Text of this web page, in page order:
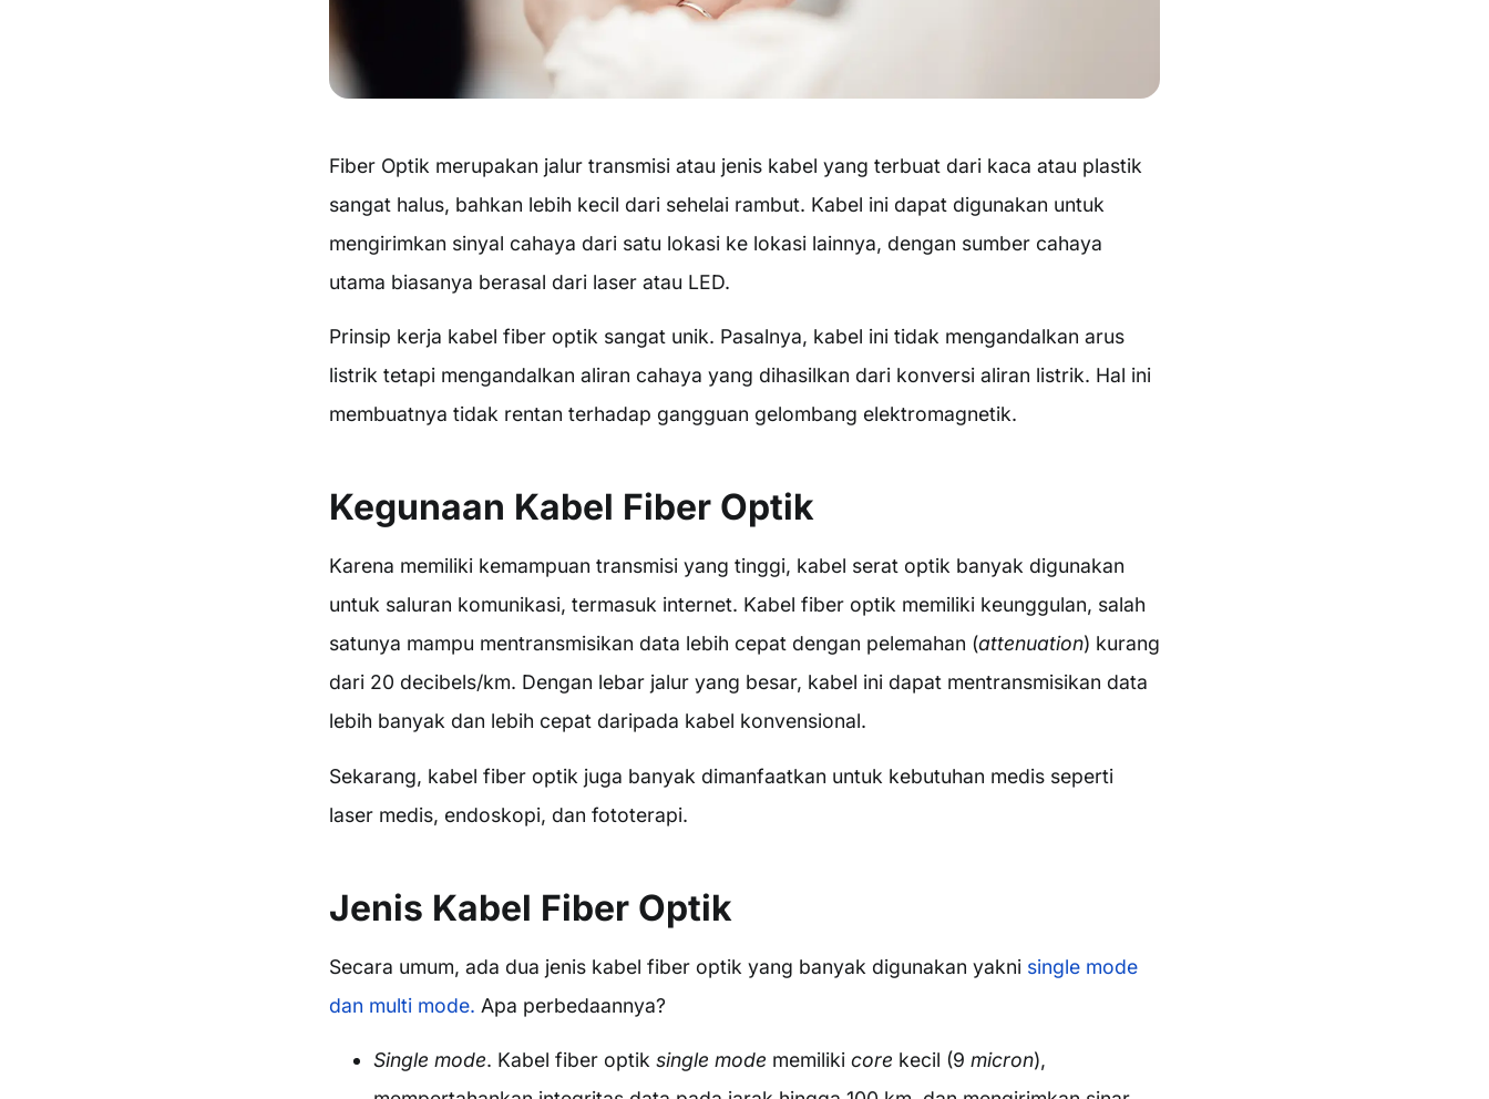
Fiber Optik merupakan jalur transmisi atau jenis kabel yang terbuat dari kaca atau plastik
sangat halus, bahkan lebih kecil dari sehelai rambut. Kabel ini dapat digunakan untuk
mengirimkan sinyal cahaya dari satu lokasi ke lokasi lainnya, dengan sumber cahaya
utama biasanya berasal dari laser atau LED.
Prinsip kerja kabel fiber optik sangat unik. Pasalnya, kabel ini tidak mengandalkan arus
listrik tetapi mengandalkan aliran cahaya yang dihasilkan dari konversi aliran listrik. Hal ini
membuatnya tidak rentan terhadap gangguan gelombang elektromagnetik.
Kegunaan Kabel Fiber Optik
Karena memiliki kemampuan transmisi yang tinggi, kabel serat optik banyak digunakan
untuk saluran komunikasi, termasuk internet. Kabel fiber optik memiliki keunggulan, salah
satunya mampu mentransmisikan data lebih cepat dengan pelemahan (attenuation) kurang
dari 20 decibels/km. Dengan lebar jalur yang besar, kabel ini dapat mentransmisikan data
lebih banyak dan lebih cepat daripada kabel konvensional.
Sekarang, kabel fiber optik juga banyak dimanfaatkan untuk kebutuhan medis seperti
laser medis, endoskopi, dan fototerapi.
Jenis Kabel Fiber Optik
Secara umum, ada dua jenis kabel fiber optik yang banyak digunakan yakni single mode
dan multi mode. Apa perbedaannya?
Single mode. Kabel fiber optik single mode memiliki core kecil (9 micron),